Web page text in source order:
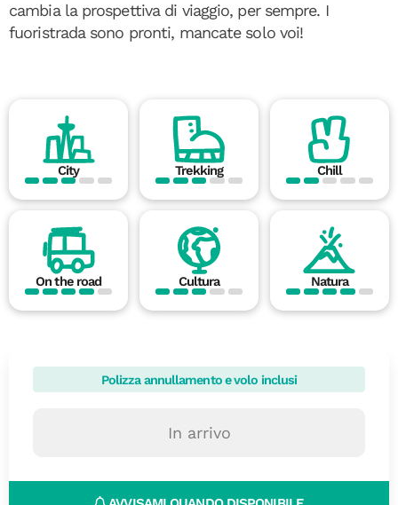
cambia la prospettiva di viaggio, per sempre. I
fuoristrada sono pronti, mancate solo voi!
City Trekking Chill
On the road Cultura Natura
Polizza annullamento e volo inclusi
In arrivo